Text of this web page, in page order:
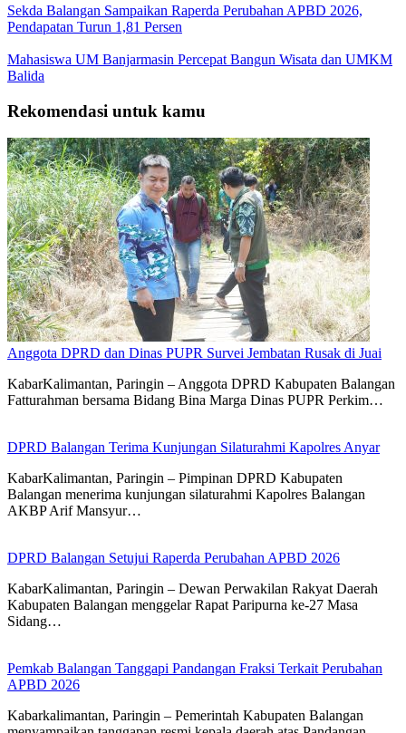
Sekda Balangan Sampaikan Raperda Perubahan APBD 2026,
Pendapatan Turun 1,81 Persen
Mahasiswa UM Banjarmasin Percepat Bangun Wisata dan UMKM
Balida
Rekomendasi untuk kamu
Anggota DPRD dan Dinas PUPR Survei Jembatan Rusak di Juai
KabarKalimantan, Paringin – Anggota DPRD Kabupaten Balangan
Fatturahman bersama Bidang Bina Marga Dinas PUPR Perkim…
DPRD Balangan Terima Kunjungan Silaturahmi Kapolres Anyar
KabarKalimantan, Paringin – Pimpinan DPRD Kabupaten
Balangan menerima kunjungan silaturahmi Kapolres Balangan
AKBP Arif Mansyur…
DPRD Balangan Setujui Raperda Perubahan APBD 2026
KabarKalimantan, Paringin – Dewan Perwakilan Rakyat Daerah
Kabupaten Balangan menggelar Rapat Paripurna ke-27 Masa
Sidang…
Pemkab Balangan Tanggapi Pandangan Fraksi Terkait Perubahan
APBD 2026
Kabarkalimantan, Paringin – Pemerintah Kabupaten Balangan